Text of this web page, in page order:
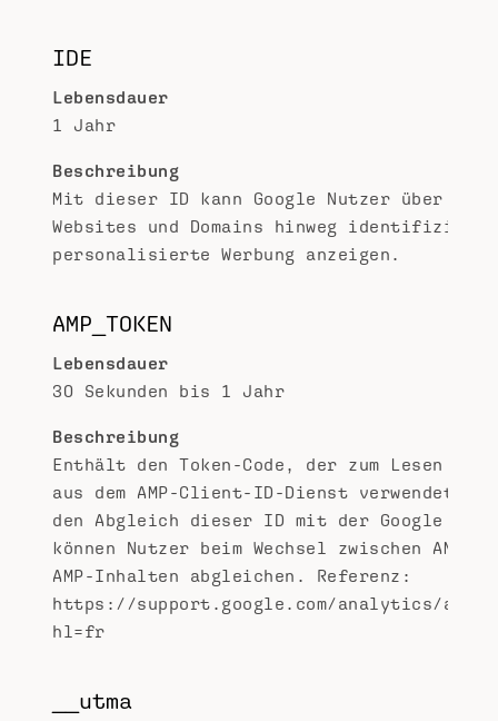
IDE
Lebensdauer
1 Jahr
Beschreibung
Mit dieser ID kann Google Nutzer über
Websites und Domains hinweg
personalisierte Werbung anzeigen.
AMP_TOKEN
Lebensdauer
30 Sekunden bis 1 Jahr
Beschreibung
Enthält den Token-Code, der zum Lesen
aus dem AMP-Client-ID-Dienst verwendet
den Abgleich dieser ID mit der Google
können Nutzer beim Wechsel zwischen AMP-
AMP-Inhalten abgleichen. Referenz:
https://support.google.com/analytics/
hl=fr
__utma